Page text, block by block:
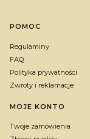
Linki w stopce
POMOC
Regulaminy
FAQ
Polityka prywatności
Zwroty i reklamacje
MOJE KONTO
Twoje zamówienia